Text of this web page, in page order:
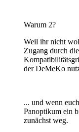
Warum 2?
Weil ihr nicht
Zugang durch
der DeMeKo
... und wenn
Panoptikum ein
zunächst weg.